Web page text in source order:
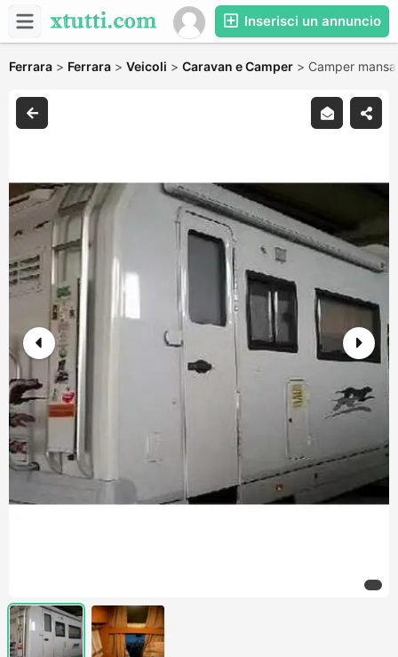
Inserisci un annuncio
Ferrara > Ferrara > Veicoli > Caravan e Camper > Camper